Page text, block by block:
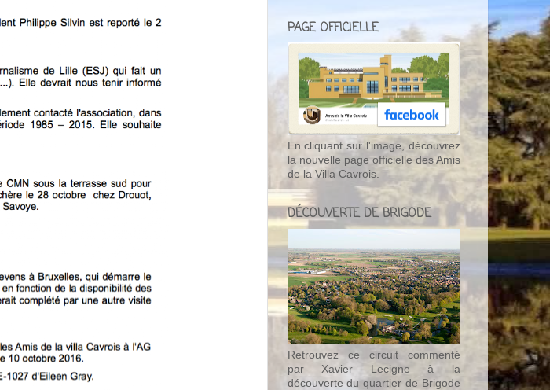
PAGE OFFICIELLE
En cliquant sur l'image, découvrez
la nouvelle page officielle des Amis
de la Villa Cavrois.
DÉCOUVERTE DE BRIGODE
Retrouvez ce circuit commenté
par Xavier Lecigne à la
découverte du quartier de Brigode